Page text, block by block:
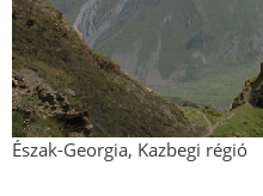
Észak-Georgia, Kazbegi régió